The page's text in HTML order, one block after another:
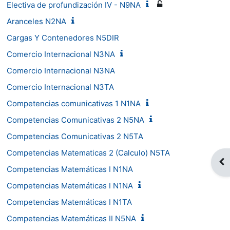
Electiva de profundización IV - N9NA
Aranceles N2NA
Cargas Y Contenedores N5DIR
Comercio Internacional N3NA
Comercio Internacional N3NA
Comercio Internacional N3TA
Competencias comunicativas 1 N1NA
Competencias Comunicativas 2 N5NA
Competencias Comunicativas 2 N5TA
Competencias Matematicas 2 (Calculo) N5TA
Competencias Matemáticas I N1NA
Competencias Matemáticas I N1NA
Competencias Matemáticas I N1TA
Competencias Matemáticas II N5NA